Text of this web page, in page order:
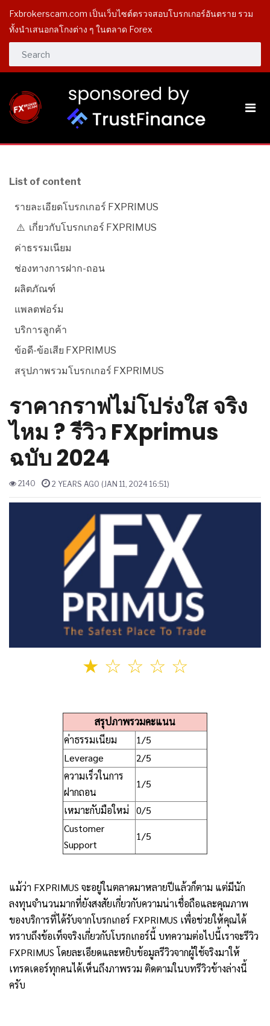
Fxbrokerscam.com เป็นเว็บไซต์ตรวจสอบโบรกเกอร์อันตราย รวม
ทั้งนำเสนอกลโกงต่าง ๆ ในตลาด Forex
List of content
รายละเอียดโบรกเกอร์ FXPRIMUS
⚠️ เกี่ยวกับโบรกเกอร์ FXPRIMUS
ค่าธรรมเนียม
ช่องทางการฝาก-ถอน
ผลิตภัณฑ์
แพลตฟอร์ม
บริการลูกค้า
ข้อดี-ข้อเสีย FXPRIMUS
สรุปภาพรวมโบรกเกอร์ FXPRIMUS
ราคากราฟไม่โปร่งใส จริง
ไหม ? รีวิว FXprimus
ฉบับ 2024
2140 2 YEARS AGO (JAN 11, 2024 16:51)
★ ☆ ☆ ☆ ☆
สรุปภาพรวมคะแนน
ค่าธรรมเนียม
1/5
Leverage
2/5
ความเร็วในการ
ฝากถอน
1/5
เหมาะกับมือใหม่
0/5
Customer
Support
1/5
แม้ว่า FXPRIMUS จะอยู่ในตลาดมาหลายปีแล้วก็ตาม แต่มีนัก
ลงทุนจำนวนมากที่ยังสงสัยเกี่ยวกับความน่าเชื่อถือและคุณภาพ
ของบริการที่ได้รับจากโบรกเกอร์ FXPRIMUS เพื่อช่วยให้คุณได้
ทราบถึงข้อเท็จจริงเกี่ยวกับโบรกเกอร์นี้ บทความต่อไปนี้เราจะรีวิว
FXPRIMUS โดยละเอียดและหยิบข้อมูลรีวิวจากผู้ใช้จริงมาให้
เทรดเดอร์ทุกคนได้เห็นถึงภาพรวม ติดตามในบทรีวิวข้างล่างนี้
ครับ